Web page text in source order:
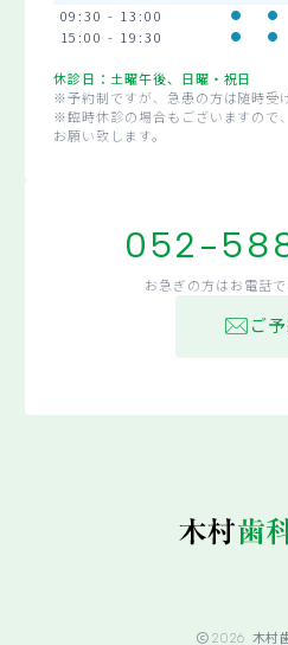
09:30 - 13:00
15:00 - 19:30
休診日：土曜午後、日曜・祝日
※予約制ですが、急患の方は随時受
※臨時休診の場合もございますので
お願い致します。
052-
お急ぎの方はお電話
ご
2026 木村